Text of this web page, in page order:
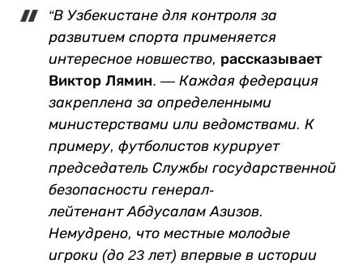
“В Узбекистане для контроля за
развитием спорта применяется
интересное новшество, рассказывает
Виктор Лямин. — Каждая федерация
закреплена за определенными
министерствами или ведомствами. К
примеру, футболистов курирует
председатель Службы государственной
безопасности генерал-
лейтенантАбдусалам Азизов.
Немудрено, что местные молодые
игроки (до 23 лет) впервые в истории